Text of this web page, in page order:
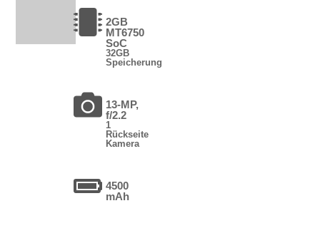
2GB
MT6750
SoC
32GB
Speicherung
13-MP,
f/2.2
1
Rückseite
Kamera
4500
mAh